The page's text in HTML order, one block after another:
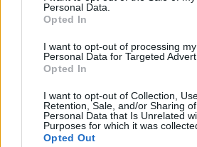
Personal Data.
Opted In
I want to opt-out of processing my
Personal Data for Targeted
Opted In
I want to opt-out of Collection,
Retention, Sale, and/or Sharing
Personal Data that Is Unrelated
Purposes for which it was
Opted Out